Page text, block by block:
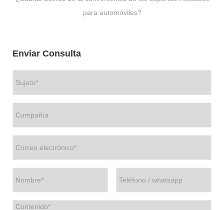
para automóviles?
Enviar Consulta